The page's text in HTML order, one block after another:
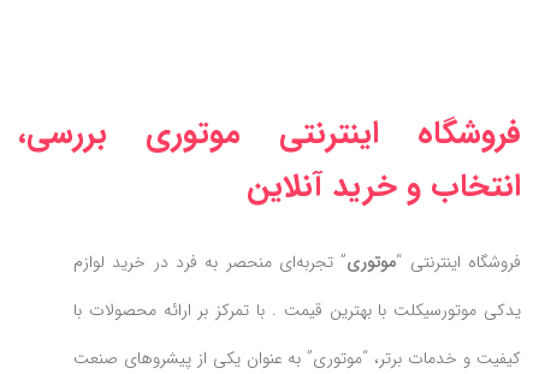
فروشگاه اینترنتی موتوری بررسی،
انتخاب و خرید آنلاین
فروشگاه اینترنتی “موتوری” تجربه‌ای منحصر به فرد در خرید لوازم
یدکی موتورسیکلت با بهترین قیمت . با تمرکز بر ارائه محصولات با
کیفیت و خدمات برتر، “موتوری” به عنوان یکی از پیشروهای صنعت